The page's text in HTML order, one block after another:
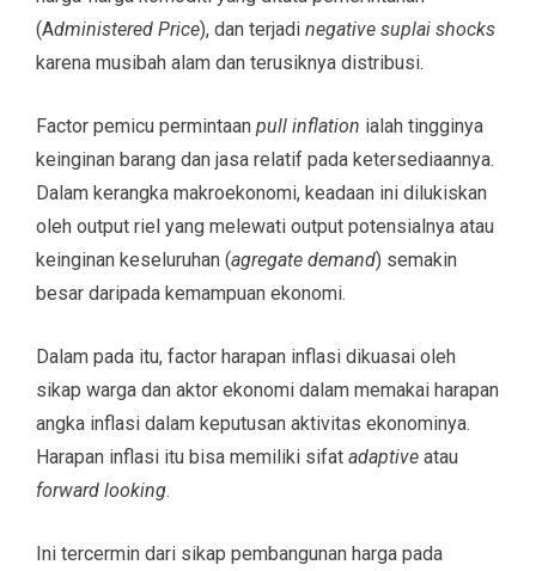
(Administered Price), dan terjadi negative suplai shocks
karena musibah alam dan terusiknya distribusi.
Factor pemicu permintaan pull inflation ialah tingginya
keinginan barang dan jasa relatif pada ketersediaannya.
Dalam kerangka makroekonomi, keadaan ini dilukiskan
oleh output riel yang melewati output potensialnya atau
keinginan keseluruhan (agregate demand) semakin
besar daripada kemampuan ekonomi.
Dalam pada itu, factor harapan inflasi dikuasai oleh
sikap warga dan aktor ekonomi dalam memakai harapan
angka inflasi dalam keputusan aktivitas ekonominya.
Harapan inflasi itu bisa memiliki sifat adaptive atau
forward looking.
Ini tercermin dari sikap pembangunan harga pada